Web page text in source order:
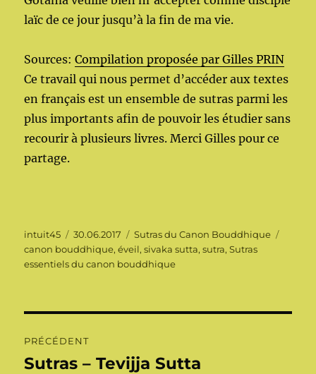
laïc de ce jour jusqu’à la fin de ma vie.
Sources:Compilation proposée par Gilles PRIN
Ce travail qui nous permet d’accéder aux textes
en français est un ensemble de sutras parmi les
plus importants afin de pouvoir les étudier sans
recourir à plusieurs livres. Merci Gilles pour ce
partage.
Auteur
intuit45
Publié
le
30.06.2017 Catégories
Sutras du Canon Bouddhique
canon bouddhique,éveil,sivaka sutta,sutra,Sutras
essentiels du canon bouddhique
de
PRÉCÉDENT
Publication
Sutras – Tevijja Sutta